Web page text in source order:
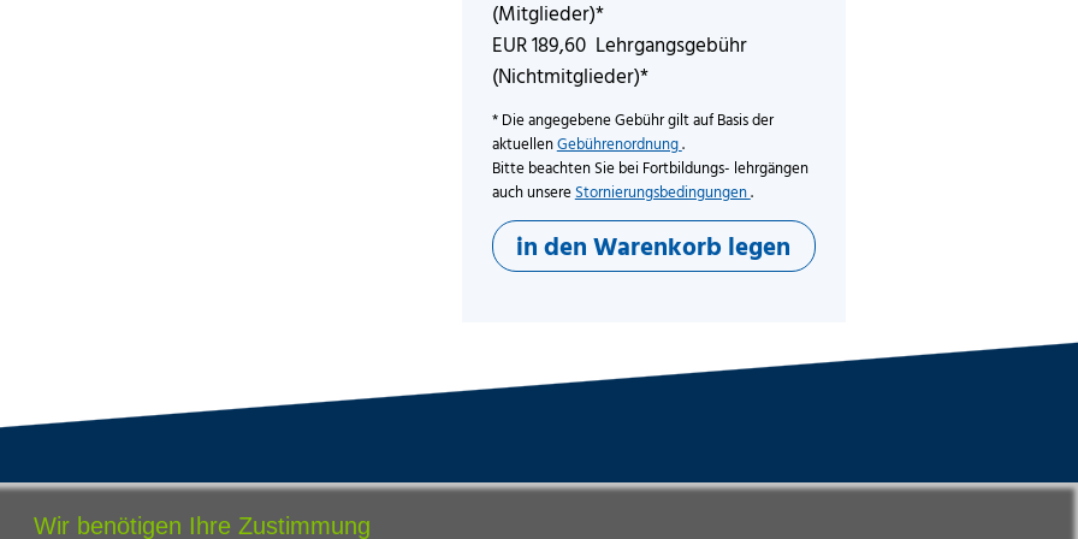
(Mitglieder)*
EUR 189,60 Lehrgangsgebühr
(Nichtmitglieder)*
* Die angegebene Gebühr gilt auf Basis der
aktuellenGebührenordnung.
Bitte beachten Sie bei Fortbildungs- lehrgängen
auch unsere Stornierungsbedingungen.
in den Warenkorb legen
Bildungsangebot
Wir benötigen Ihre Zustimmung